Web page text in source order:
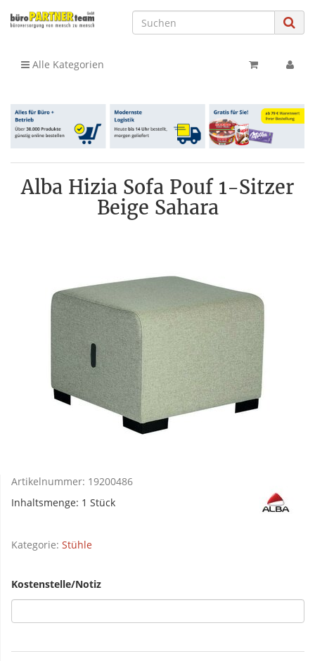
Alle Kategorien
Alba Hizia Sofa Pouf 1-Sitzer
Beige Sahara
Artikelnummer: 19200486
Inhaltsmenge: 1 Stück
Kategorie: Stühle
Kostenstelle/Notiz